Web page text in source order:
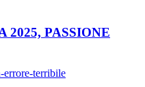
PASSIONE